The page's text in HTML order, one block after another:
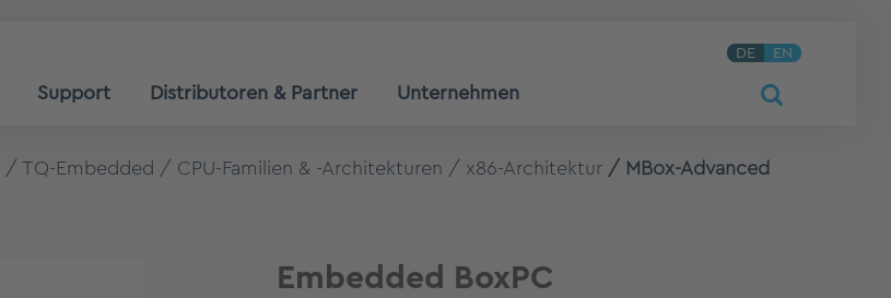
DE EN
Support Distributoren & Partner Unternehmen
TQ-Embedded CPU-Familien & -Architekturen x86-Architektur MBox-Advanced
Embedded BoxPC